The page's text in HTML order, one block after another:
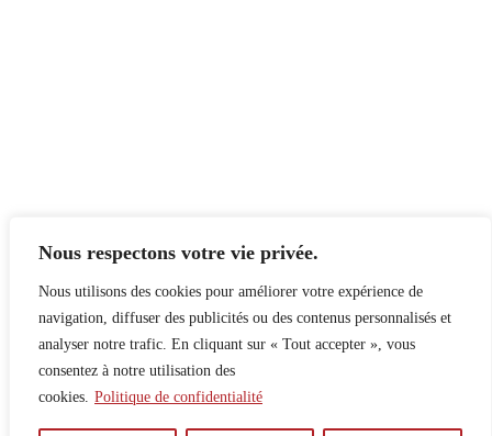
Nous respectons votre vie privée.
Nous utilisons des cookies pour améliorer votre expérience de
navigation, diffuser des publicités ou des contenus personnalisés et
analyser notre trafic. En cliquant sur « Tout accepter », vous
consentez à notre utilisation des
cookies. Politique de confidentialité